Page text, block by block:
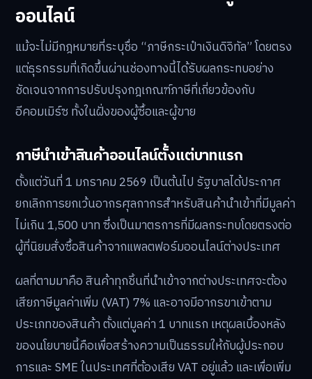
ออนไลน์
แม้จะไม่มีกฎหมายที่ระบุชื่อ “ภาษีกระเป๋าเงินดิจิทัล” โดยตรง
แต่ธุรกรรมที่เกิดขึ้นผ่านช่องทางนี้ได้รับผลกระทบอย่าง
ชัดเจนจากการปรับปรุงกฎเกณฑ์ภาษีที่เกี่ยวข้องกับ
อีคอมเมิร์ซ ทั้งในฝั่งของผู้ซื้อและผู้ขาย
ภาษีนำเข้าสินค้าออนไลน์ตั้งแต่บาทแรก
ตั้งแต่วันที่ 1 มกราคม 2569 เป็นต้นไป รัฐบาลได้ประกาศ
ยกเลิกการยกเว้นอากรศุลกากรสำหรับสินค้านำเข้าที่มีมูลค่า
ไม่เกิน 1,500 บาท ซึ่งเป็นมาตรการที่มีผลกระทบโดยตรงต่อ
ผู้ที่นิยมสั่งซื้อสินค้าจากแพลตฟอร์มออนไลน์ต่างประเทศ
ผลที่ตามมาคือ สินค้าทุกชิ้นที่นำเข้าจากต่างประเทศจะต้อง
เสียภาษีมูลค่าเพิ่ม (VAT) 7% และอาจมีอากรขาเข้าตาม
ประเภทของสินค้า ตั้งแต่มูลค่า 1 บาทแรก เหตุผลเบื้องหลัง
ของนโยบายนี้คือเพื่อสร้างความเป็นธรรมให้กับผู้ประกอบ
การและ SME ในประเทศที่ต้องเสีย VAT อยู่แล้ว และเพื่อเพิ่ม